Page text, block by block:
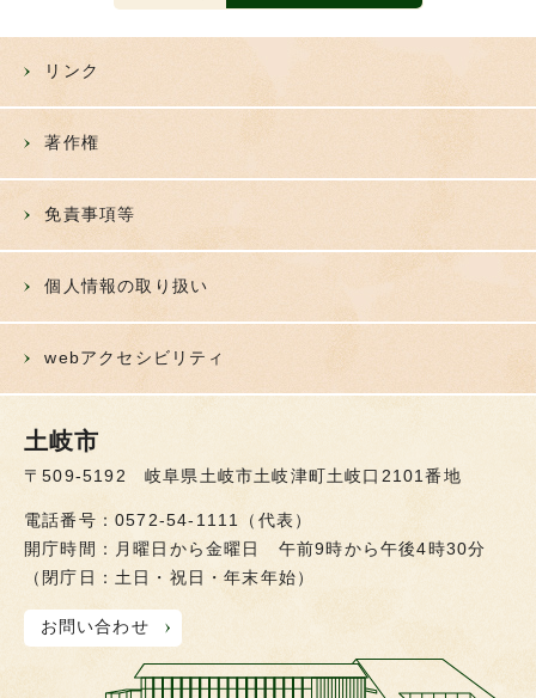
リンク
著作権
免責事項等
個人情報の取り扱い
webアクセシビリティ
土岐市
〒509-5192 岐阜県土岐市土岐津町土岐口2101番地
電話番号：0572-54-1111（代表）
開庁時間：月曜日から金曜日 午前9時から午後4時30分
（閉庁日：土日・祝日・年末年始）
お問い合わせ